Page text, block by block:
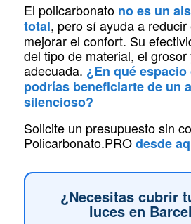
El policarbonato no es un
total, pero sí ayuda a
mejorar el confort. Su
del tipo de material, el
adecuada. ¿En qué
podrías beneficiarte de un
silencioso?
Solicite un presupuesto sin
Policarbonato.PROdesde
¿Necesitas cubrir
luces en